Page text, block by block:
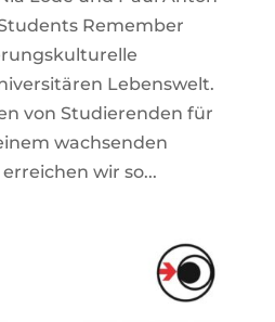
Remember
Lebenswelt.
von Studierenden für
wachsenden
wir so...